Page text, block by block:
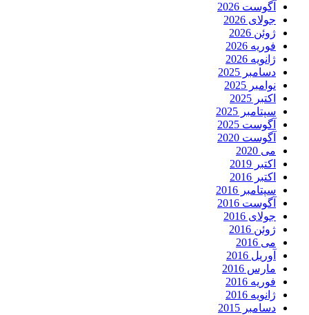
آگوست 2026
جولای 2026
ژوئن 2026
فوریه 2026
ژانویه 2026
دسامبر 2025
نوامبر 2025
اکتبر 2025
سپتامبر 2025
آگوست 2025
آگوست 2020
می 2020
اکتبر 2019
اکتبر 2016
سپتامبر 2016
آگوست 2016
جولای 2016
ژوئن 2016
می 2016
آوریل 2016
مارس 2016
فوریه 2016
ژانویه 2016
دسامبر 2015